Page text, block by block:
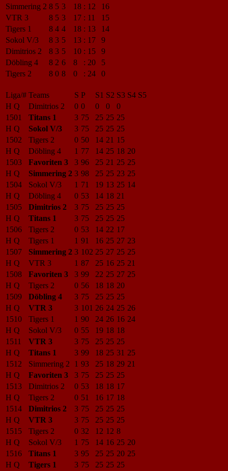
Simmering 2 8 5 3 18 : 12
16
VTR 3
8 5 3 17 : 11
15
Tigers 1
8 4 4 18 : 13
14
Sokol V/3
8 3 5 13 : 17
9
Dimitrios 2
8 3 5 10 : 15
9
Döbling 4
8 2 6 8 : 20
5
Tigers 2
8 0 8 0 : 24 0
Liga/# Teams S P S1 S2 S3 S4 S5
H Q
Dimitrios 2 0 0 0 0
0
1501
Titans 1 3 75 25 25 25
H Q
Sokol V/3 3 75 25 25 25
1502
Tigers 2 0 50 14 21 15
H Q
Döbling 4 1 77 14 25 18 20
1503
Favoriten 3 3 96 25 21 25 25
H Q
Simmering 2 3 98 25 25 23 25
1504
Sokol V/3 1 71 19 13 25 14
H Q
Döbling 4 0 53 14 18 21
1505
Dimitrios 2 3 75 25 25 25
H Q
Titans 1 3 75 25 25 25
1506
Tigers 2 0 53 14 22 17
H Q
Tigers 1 1 91 16 25 27 23
1507
Simmering 2 3 102 25 27 25 25
H Q
VTR 3 1 87 25 16 25 21
1508
Favoriten 3 3 99 22 25 27 25
H Q
Tigers 2 0 56 18 18 20
1509
Döbling 4 3 75 25 25 25
H Q
VTR 3 3 101 26 24 25 26
1510
Tigers 1 1 90 24 26 16 24
H Q
Sokol V/3 0 55 19 18 18
1511
VTR 3 3 75 25 25 25
H Q
Titans 1 3 99 18 25 31 25
1512
Simmering 2 1 93 25 18 29 21
H Q
Favoriten 3 3 75 25 25 25
1513
Dimitrios 2 0 53 18 18 17
H Q
Tigers 2 0 51 16 17 18
1514
Dimitrios 2 3 75 25 25 25
H Q
VTR 3 3 75 25 25 25
1515
Tigers 2 0 32 12 12 8
H Q
Sokol V/3 1 75 14 16 25 20
1516
Titans 1 3 95 25 25 20 25
H Q
Tigers 1 3 75 25 25 25